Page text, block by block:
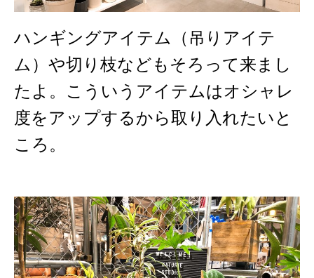
ハンギングアイテム（吊りアイテ
ム）や切り枝などもそろって来まし
たよ。こういうアイテムはオシャレ
度をアップするから取り入れたいと
ころ。